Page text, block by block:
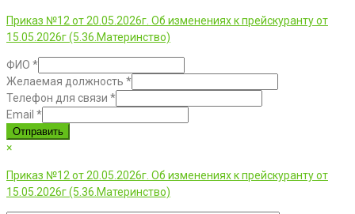
Приказ №12 от 20.05.2026г. Об изменениях к прейскуранту от
15.05.2026г (5.36.Материнство)
ФИО *
Желаемая должность *
Телефон для связи *
Email *
Отправить
×
Приказ №12 от 20.05.2026г. Об изменениях к прейскуранту от
15.05.2026г (5.36.Материнство)